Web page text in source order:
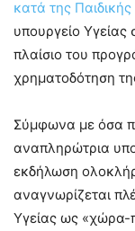
κατά της
υπουργείο Υγείας
πλαίσιο του
χρηματοδότηση
Σύμφωνα με όσα
αναπληρώτρια
εκδήλωση
αναγνωρίζεται
Υγείας ως «χώρα-